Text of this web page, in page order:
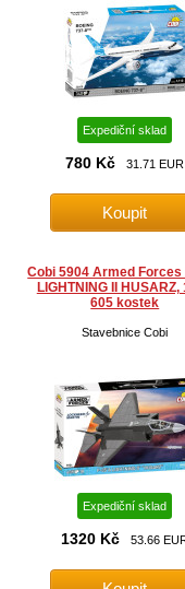
Expediční sklad
780 Kč 31.71 EUR
Cobi 5904 Armed Forces
LIGHTNING II HUSARZ,
605 kostek
Stavebnice Cobi
Expediční sklad
1320 Kč 53.66